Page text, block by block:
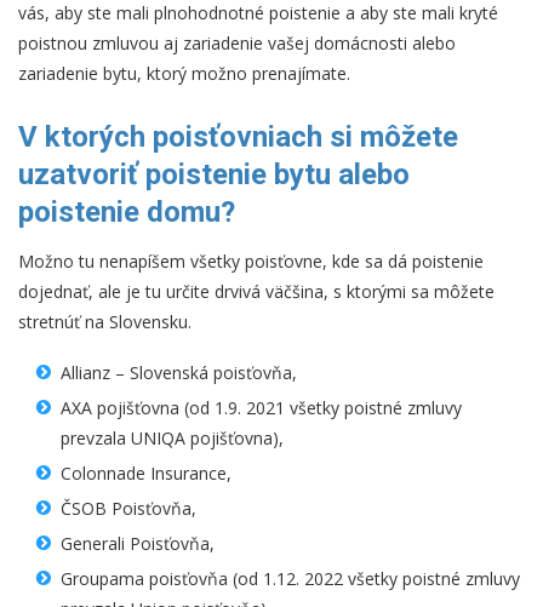
vás, aby ste mali plnohodnotné poistenie a aby ste mali kryté
poistnou zmluvou aj zariadenie vašej domácnosti alebo
zariadenie bytu, ktorý možno prenajímate.
V ktorých poisťovniach si môžete
uzatvoriť poistenie bytu alebo
poistenie domu?
Možno tu nenapíšem všetky poisťovne, kde sa dá poistenie
dojednať, ale je tu určite drvivá väčšina, s ktorými sa môžete
stretnúť na Slovensku.
Allianz – Slovenská poisťovňa,
AXA pojišťovna (od 1.9. 2021 všetky poistné zmluvy
prevzala UNIQA pojišťovna),
Colonnade Insurance,
ČSOB Poisťovňa,
Generali Poisťovňa,
Groupama poisťovňa (od 1.12. 2022 všetky poistné zmluvy